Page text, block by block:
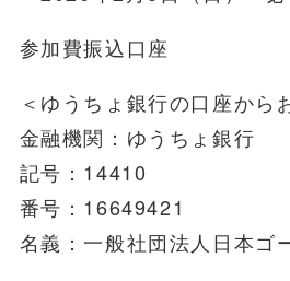
参加費振込口座
＜ゆうちょ銀行の口座から
金融機関：ゆうちょ銀行
記号：14410
番号：16649421
名義：一般社団法人日本ゴ